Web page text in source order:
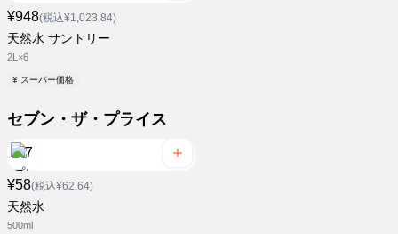
¥948(税込¥1,023.84)
天然水 サントリー
2L×6
¥ スーパー価格
セブン・ザ・プライス
¥58(税込¥62.64)
天然水
500ml